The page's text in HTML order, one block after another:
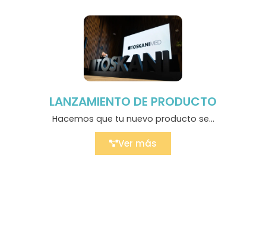
LANZAMIENTO DE PRODUCTO
Hacemos que tu nuevo producto se...
Ver más